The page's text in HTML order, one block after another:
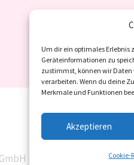
Um dir ein optimales Erlebnis
Geräteinformationen zu
zustimmst, können wir Daten
verarbeiten. Wenn du deine
Merkmale und Funktionen
Akzeptieren